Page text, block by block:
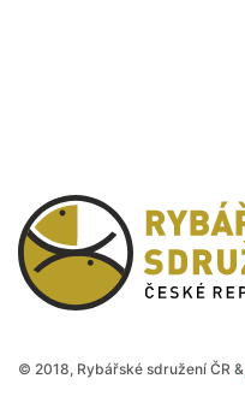
© 2018, Rybářské sdružení ČR &